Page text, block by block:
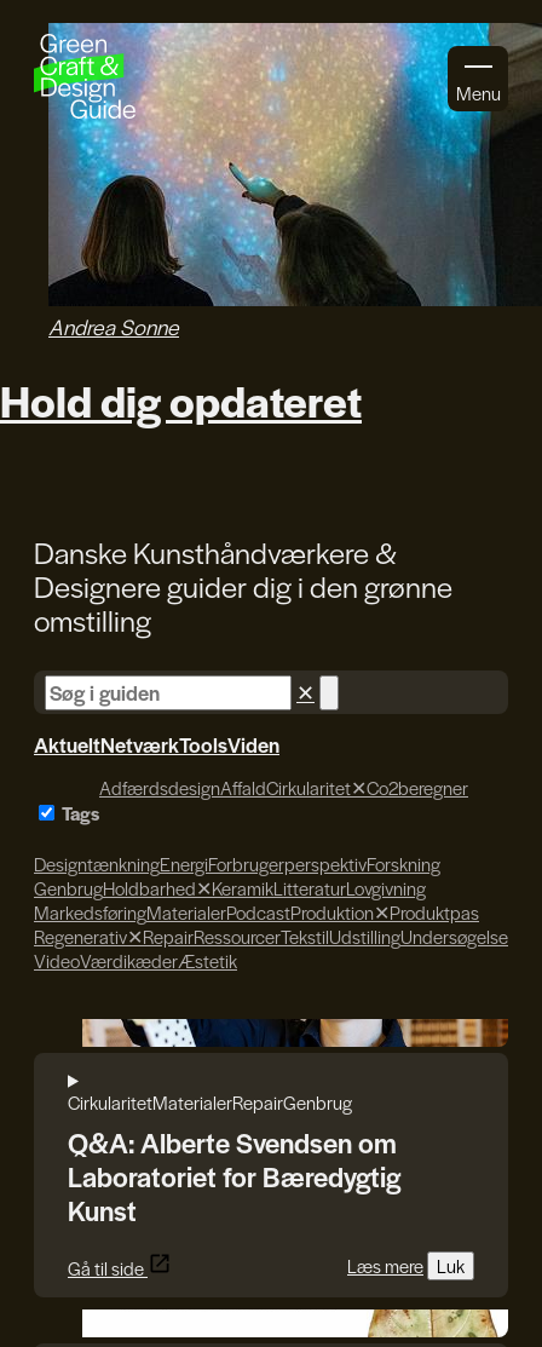
Gå til indhold
Menu
Andrea Sonne
Hold dig opdateret
Danske Kunsthåndværkere &
Designere guider dig i dengrønne
omstilling
✕
AktueltNetværkToolsViden
Tags
AdfærdsdesignAffaldCirkularitet✕Co2beregner
DesigntænkningEnergiForbrugerperspektivForskning
GenbrugHoldbarhed✕KeramikLitteraturLovgivning
MarkedsføringMaterialerPodcastProduktion✕Produktpas
Regenerativ✕RepairRessourcerTekstilUdstillingUndersøgelse
VideoVærdikæderÆstetik
Søren Svendsen
CirkularitetMaterialerRepairGenbrug
Q&A: Alberte Svendsen om
Laboratoriet for Bæredygtig
Kunst
Gå til side Læs mere Luk